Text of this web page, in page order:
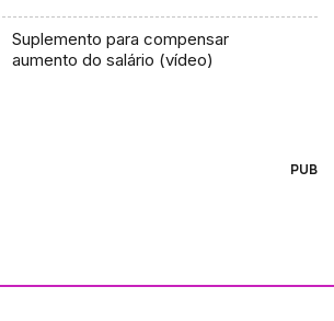
Suplemento para compensar
aumento do salário (vídeo)
PUB